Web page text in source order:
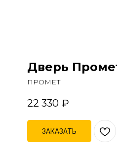
Дверь
ПРОМЕТ
22 330 ₽
ЗАКАЗАТЬ